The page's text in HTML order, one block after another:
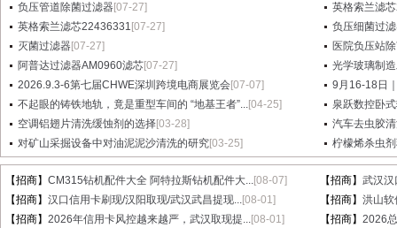
负压管道除菌过滤器[07-27]
英格索兰滤
英格索兰滤芯22436331 [07-27]
负压细菌过
灭菌过滤器[07-27]
医院负压站
阿普达过滤器AM0960滤芯[07-27]
光学玻璃制
2026.9.3-6第七届CHWE深圳跨境电商展览会[07-07]
9月16-18日
不起眼的铸铁地轨，竟是重型车间的 “地基王者”...[04-25]
泉跃数控卧
空调铝翅片清洗缓蚀剂的选择[03-28]
汽车去虫胶
对矿山采掘设备中对油泥泥沙清洗的研究[03-25] 柠檬烯杀虫
【招商】 CM315钻机配件大全 阿特拉斯钻机配件大...[08-07] 【招商】 武汉汉
【招商】 汉口信用卡刷现/汉阳取现/武汉武昌提现...[08-01] 【招商】 洪山
【招商】 2026年信用卡风控越来越严，武汉取现提...[08-01] 【招商】 2026